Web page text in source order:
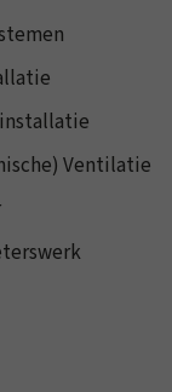
Ventilatie